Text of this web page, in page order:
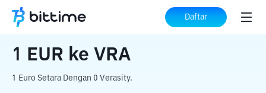
Daftar
Beranda Konverter Kripto ke VRA
1 EUR ke VRA
1 Euro Setara Dengan 0 Verasity.